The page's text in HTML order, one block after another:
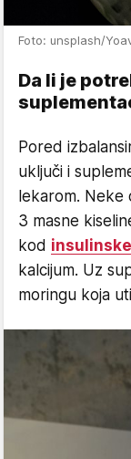
Foto: unsplash/
Da li je
Pored
uključi i
lekarom. Neke
3 masne
kod
kalcijum. Uz
moringu koja